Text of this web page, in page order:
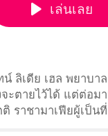
เล่นเลย
น์ ลิเดีย เฮล พยาบา
ะตายไว้ได้ แต่ต่อม
ราชามาเฟียผู้เป็น